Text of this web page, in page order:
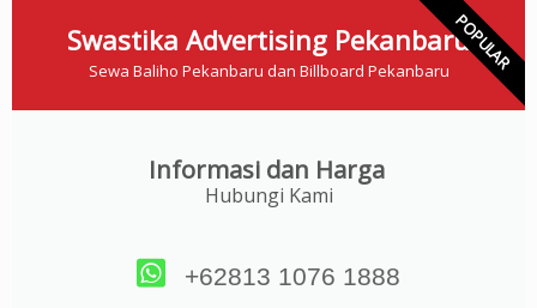
Swastika Advertising Pekanbaru
Sewa Baliho Pekanbaru dan Billboard Pekanbaru
Informasi dan Harga
Hubungi Kami
+62813 1076 1888
POPULAR